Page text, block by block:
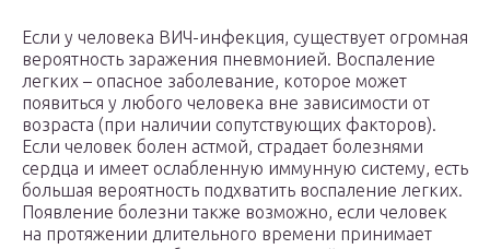
Если у человека ВИЧ-инфекция, существует огромная
вероятность заражения пневмонией. Воспаление
легких – опасное заболевание, которое может
появиться у любого человека вне зависимости от
возраста (при наличии сопутствующих факторов).
Если человек болен астмой, страдает болезнями
сердца и имеет ослабленную иммунную систему, есть
большая вероятность подхватить воспаление легких.
Появление болезни также возможно, если человек
на протяжении длительного времени принимает